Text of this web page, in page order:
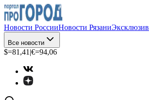
Новости РоссииНовости Рязани
Все новости
$=81,41 |€=94,06